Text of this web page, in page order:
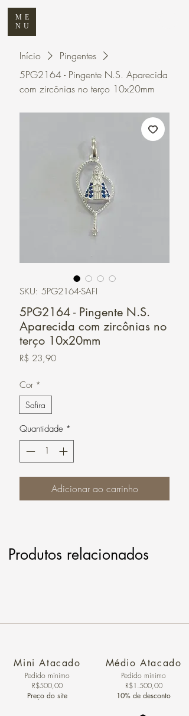
ME
NU
Início
Pingentes
5PG2164 - Pingente N.S. Aparecida
com zircônias no terço 10x20mm
SKU: 5PG2164-SAFI
5PG2164 - Pingente N.S.
Aparecida com zircônias no
terço 10x20mm
R$ 23,90Preço
Cor *
Safira
Quantidade *
Adicionar ao carrinho
Produtos relacionados
Mini Atacado
Pedido ​mínimo
R$500,00
Preço do site
Médio Atacado
Pedido mínimo
R$1.500,00
10% de desconto